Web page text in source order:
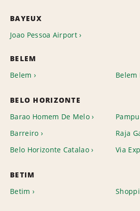
BAYEUX
Joao Pessoa Airport
BELEM
Belem
BELO HORIZONTE
Barao Homem De Melo
Barreiro
Belo Horizonte Catalao
Raja
Via
BETIM
Betim